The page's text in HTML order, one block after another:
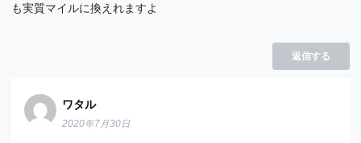
も実質マイルに換えれますよ
返信する
ワタル
2020年7月30日